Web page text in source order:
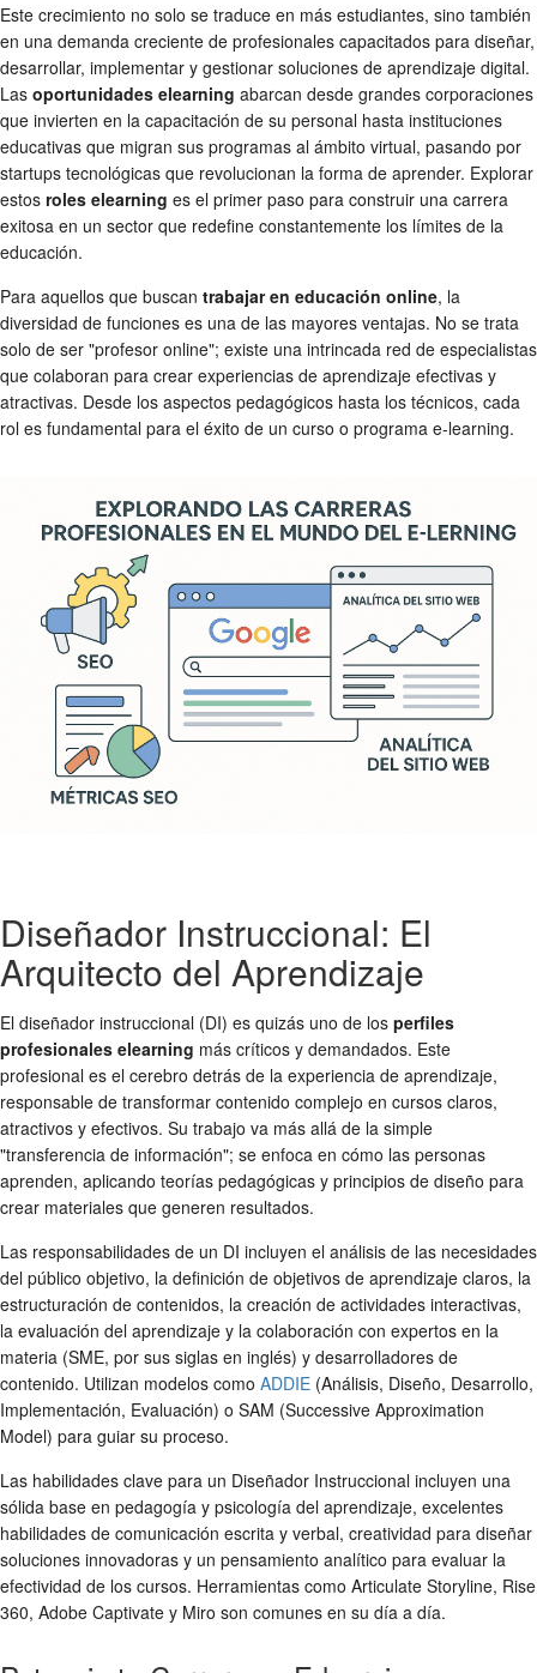
Este crecimiento no solo se traduce en más estudiantes, sino también
en una demanda creciente de profesionales capacitados para diseñar,
desarrollar, implementar y gestionar soluciones de aprendizaje digital.
Las oportunidades elearning abarcan desde grandes corporaciones
que invierten en la capacitación de su personal hasta instituciones
educativas que migran sus programas al ámbito virtual, pasando por
startups tecnológicas que revolucionan la forma de aprender. Explorar
estos roles elearning es el primer paso para construir una carrera
exitosa en un sector que redefine constantemente los límites de la
educación.
Para aquellos que buscan trabajar en educación online, la
diversidad de funciones es una de las mayores ventajas. No se trata
solo de ser "profesor online"; existe una intrincada red de especialistas
que colaboran para crear experiencias de aprendizaje efectivas y
atractivas. Desde los aspectos pedagógicos hasta los técnicos, cada
rol es fundamental para el éxito de un curso o programa e-learning.
Diseñador Instruccional: El
Arquitecto del Aprendizaje
El diseñador instruccional (DI) es quizás uno de los perfiles
profesionales elearning más críticos y demandados. Este
profesional es el cerebro detrás de la experiencia de aprendizaje,
responsable de transformar contenido complejo en cursos claros,
atractivos y efectivos. Su trabajo va más allá de la simple
"transferencia de información"; se enfoca en cómo las personas
aprenden, aplicando teorías pedagógicas y principios de diseño para
crear materiales que generen resultados.
Las responsabilidades de un DI incluyen el análisis de las necesidades
del público objetivo, la definición de objetivos de aprendizaje claros, la
estructuración de contenidos, la creación de actividades interactivas,
la evaluación del aprendizaje y la colaboración con expertos en la
materia (SME, por sus siglas en inglés) y desarrolladores de
contenido. Utilizan modelos como ADDIE (Análisis, Diseño, Desarrollo,
Implementación, Evaluación) o SAM (Successive Approximation
Model) para guiar su proceso.
Las habilidades clave para un Diseñador Instruccional incluyen una
sólida base en pedagogía y psicología del aprendizaje, excelentes
habilidades de comunicación escrita y verbal, creatividad para diseñar
soluciones innovadoras y un pensamiento analítico para evaluar la
efectividad de los cursos. Herramientas como Articulate Storyline, Rise
360, Adobe Captivate y Miro son comunes en su día a día.